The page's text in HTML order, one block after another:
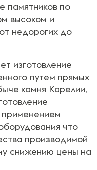
памятников по
высоком и
недорогих до
изготовление
путем прямых
камня Карелии,
применением
что
производимой
снижению цены на